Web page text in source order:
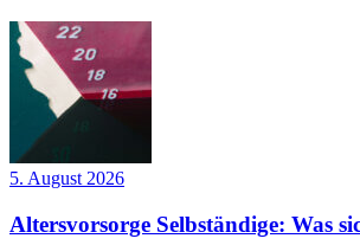
5. August 2026
Altersvorsorge Selbständige: Was